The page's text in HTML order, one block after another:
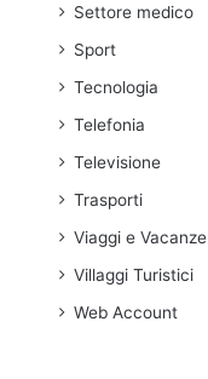
Settore medico
Sport
Tecnologia
Telefonia
Televisione
Trasporti
Viaggi e Vacanze
Villaggi Turistici
Web Account